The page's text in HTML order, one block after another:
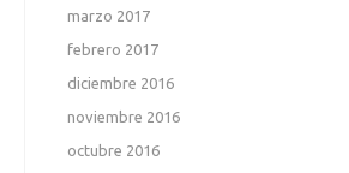
marzo 2017
febrero 2017
diciembre 2016
noviembre 2016
octubre 2016